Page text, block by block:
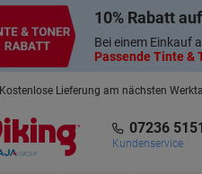
10% Rabatt
Bei einem Einkauf
Passende Tinte &
Kostenlose Lieferung am nächsten
07236
Kundenservice